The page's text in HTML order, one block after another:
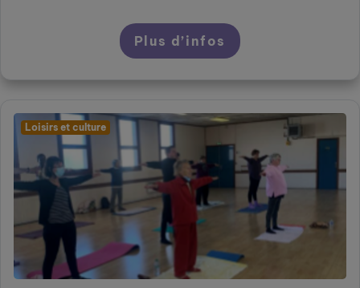
Plus d’infos
Loisirs et culture